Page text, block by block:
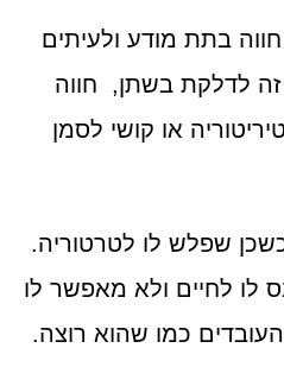
בתת מודע ולעיתים
לדלקת בשתן, חווה
או קושי לסמן
שפלש לו לטרטוריה.
לו לחיים ולא מאפשר לו
כמו שהוא רוצה.